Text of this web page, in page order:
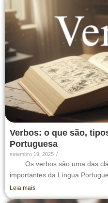
Verbos: o que são,
Portuguesa
setembro 19, 2025 /
Os verbos são uma das
importantes da Língua
Leia mais